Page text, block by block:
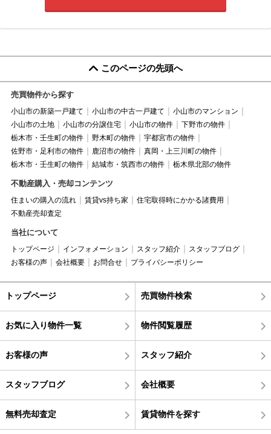
このページの先頭へ
売買物件から探す
小山市の新築一戸建て 小山市の中古一戸建て
小山市のマンション
小山市の土地
小山市の分譲住宅 小山市の物件
下野市の物件
栃木市・壬生町の物件
野木町の物件
宇都宮市の物件
佐野市・足利市の物件
鹿沼市の物件
真岡・上三川町の物件
栃木市・壬生町の物件
結城市・筑西市の物件 栃木県北部の物件
不動産購入・売却コンテンツ
住まいの購入の流れ 賃貸vs持ち家
住宅取得時にかかる諸費用
不動産売却査定
当社について
トップページ インフォメーション スタッフ紹介
スタッフブログ
お客様の声
会社概要 お問合せ プライバシーポリシー
トップページ 売買物件検索
お気に入り物件一覧 物件閲覧履歴
お客様の声 スタッフ紹介
スタッフブログ 会社概要
無料売却査定 賃貸物件を探す